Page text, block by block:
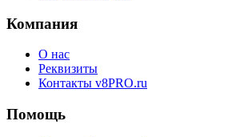
Компания
О нас
Реквизиты
Контакты v8PRO.ru
Помощь